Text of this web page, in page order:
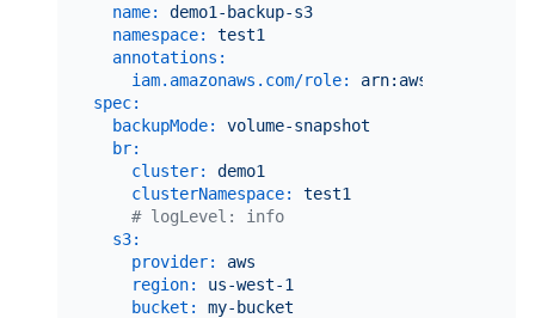
name:
demo1-backup-s3
namespace:
test1
annotations:
iam.amazonaws.com/role:
spec:
backupMode:
volume-snapshot
br:
cluster:
demo1
clusterNamespace:
test1
# logLevel: info
s3:
provider:
aws
region:
us-west-1
bucket:
my-bucket